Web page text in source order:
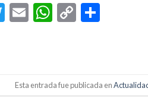
Twitter
EmailWhatsApp
Copy
Esta entrada fue publicada en